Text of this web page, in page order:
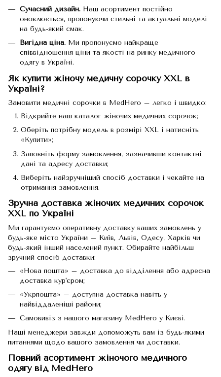
Сучасний дизайн. Наш асортимент постійно
оновлюється, пропонуючи стильні та актуальні моделі
на будь-який смак.
Вигідна ціна. Ми пропонуємо найкраще
співвідношення ціни та якості на ринку медичного
одягу в Україні.
Як купити жіночу медичну сорочку XXL в
Україні?
Замовити медичні сорочки в MedHero – легко і швидко:
Відкрийте наш каталог жіночих медичних сорочок;
Оберіть потрібну модель в розмірі XXL і натисніть
«Купити»;
Заповніть форму замовлення, зазначивши контактні
дані та адресу доставки;
Виберіть найзручніший спосіб доставки і чекайте на
отримання замовлення.
Зручна доставка жіночих медичних сорочок
XXL по Україні
Ми гарантуємо оперативну доставку ваших замовлень у
будь-яке місто України – Київ, Львів, Одесу, Харків чи
будь-який інший населений пункт. Обирайте найбільш
зручний спосіб доставки:
«Нова пошта» – доставка до відділення або адресна
доставка кур'єром;
«Укрпошта» – доступна доставка навіть у
найвіддаленіші райони;
Самовивіз з нашого магазину MedHero у Києві.
Наші менеджери завжди допоможуть вам із будь-якими
питаннями щодо вашого замовлення чи доставки.
Повний асортимент жіночого медичного
одягу від MedHero